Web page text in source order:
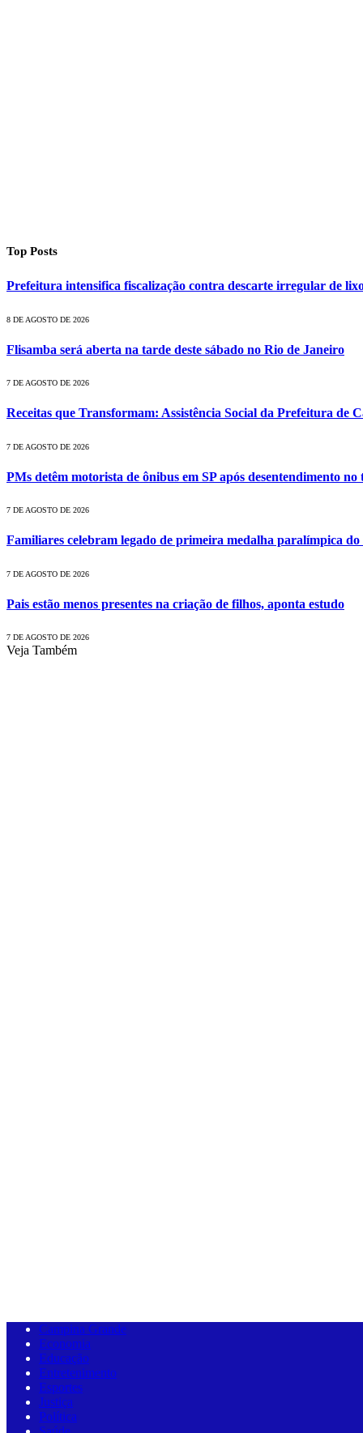
Top Posts
Prefeitura intensifica fiscalização contra descarte irregular de
8 DE AGOSTO DE 2026
Flisamba será aberta na tarde deste sábado no Rio de Janeiro
7 DE AGOSTO DE 2026
Receitas que Transformam: Assistência Social da Prefeitura
7 DE AGOSTO DE 2026
PMs detêm motorista de ônibus em SP após desentendimento no
7 DE AGOSTO DE 2026
Familiares celebram legado de primeira medalha paralímpica
7 DE AGOSTO DE 2026
Pais estão menos presentes na criação de filhos, aponta estudo
7 DE AGOSTO DE 2026
Veja Também
Campina Grande
Economia
Educação
Entretenimento
Esportes
Justiça
Política